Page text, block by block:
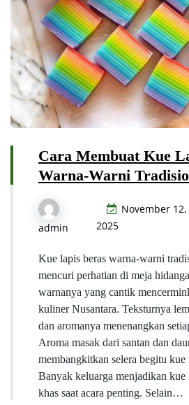
Cara Membuat Kue
Warna-Warni
admin
November 12,
2025
Kue lapis beras warna-warni
mencuri perhatian di meja
warnanya yang cantik
kuliner Nusantara. Teksturnya
dan aromanya menenangkan
Aroma masak dari santan dan
membangkitkan selera begitu
Banyak keluarga menjadikan kue
khas saat acara penting. Selain…